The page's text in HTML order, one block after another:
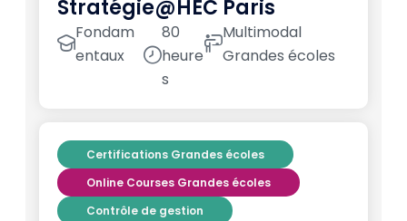
Stratégie@HEC Paris
Fondam
entaux
80
heure
s
Multimodal
Grandes écoles
Certifications Grandes écoles
Online Courses Grandes écoles
Contrôle de gestion